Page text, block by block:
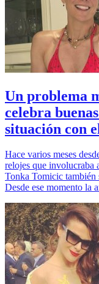
Un problema
celebra
situación con
Hace varios meses
relojes que involucraba
Tonka Tomicic también
Desde ese momento la